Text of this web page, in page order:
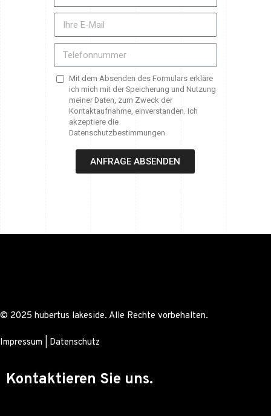
Mit dem Absenden des Formulars erkläre
ich mich mit der Speicherung und Nutzung
meiner Daten, zum Zweck der
Kontaktaufnahme, einverstanden. Ich
akzeptiere die
Datenschutzbestimmungen.
ANFRAGE ABSENDEN
© 2025 hubertus lakeside. Alle Rechte vorbehalten.
Impressum Datenschutz
Kontaktieren Sie uns.